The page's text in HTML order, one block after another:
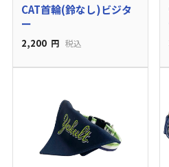
CAT首輪(鈴なし)ビジタ
ー
2,200 円 税込